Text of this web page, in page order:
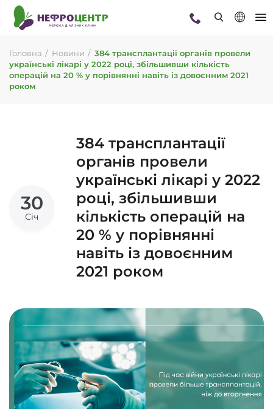
Головна Новини
384 трансплантації органів провели
українські лікарі у 2022 році, збільшивши кількість
операцій на 20 % у порівнянні навіть із довоєнним 2021
роком
30
Січ
384 трансплантації
органів провели
українські лікарі у 2022
році, збільшивши
кількість операцій на
20 % у порівнянні
навіть із довоєнним
2021 роком